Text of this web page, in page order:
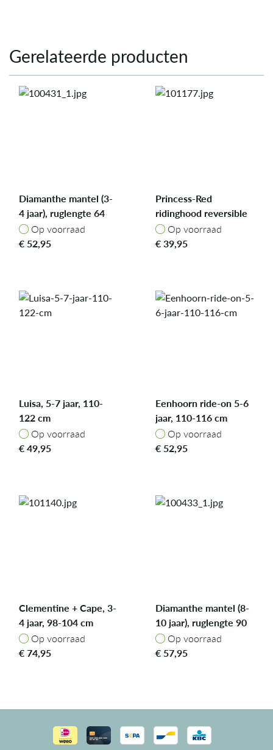
Gerelateerde producten
Diamanthe mantel (3-
4 jaar), ruglengte 64
cmOp voorraad
Op voorraad
€ 52,95
Princess-Red
ridinghood reversible
cape, 4-7 yrs,104-122
cm
Op voorraad
Op voorraad
€39,95
Luisa, 5-7 jaar, 110-
122 cm
Op voorraad
Op voorraad
€49,95
Eenhoorn ride-on 5-6
jaar, 110-116 cm
Op voorraad
Op voorraad
€ 52,95
Clementine + Cape, 3-
4 jaar, 98-104 cm
Op voorraad
Op voorraad
€74,95
Diamanthe mantel (8-
10 jaar), ruglengte 90
cmOp voorraad
Op voorraad
€ 57,95